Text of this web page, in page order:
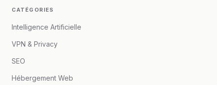
CATÉGORIES
Intelligence Artificielle
VPN & Privacy
SEO
Hébergement Web